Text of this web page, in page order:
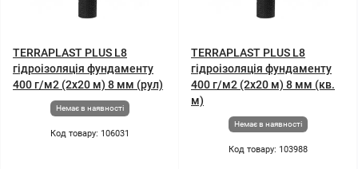
TERRAPLAST PLUS L8
гідроізоляція фундаменту
400 г/м2 (2x20 м) 8 мм (рул)
Немає в наявності
Код товару: 106031
TERRAPLAST PLUS L8
гідроізоляція фундаменту
400 г/м2 (2x20 м) 8 мм (кв.
м)
Немає в наявності
Код товару: 103988